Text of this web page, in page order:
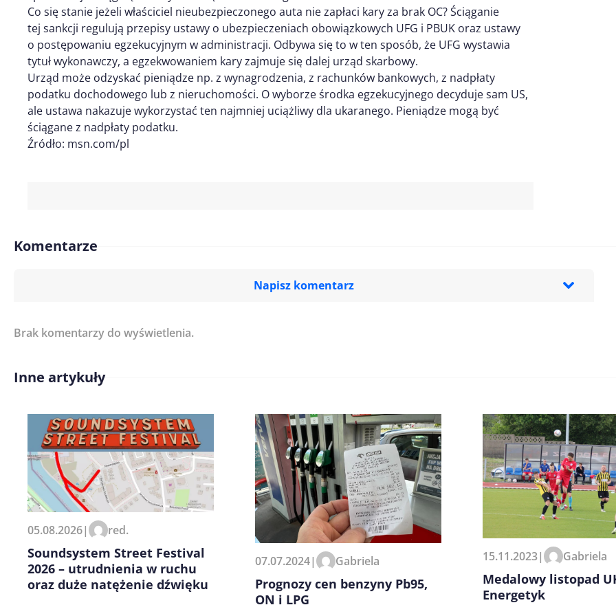
Co się stanie jeżeli właściciel nieubezpieczonego auta nie zapłaci kary za brak OC? Ściąganie
tej sankcji regulują przepisy ustawy o ubezpieczeniach obowiązkowych UFG i PBUK oraz ustawy
o postępowaniu egzekucyjnym w administracji. Odbywa się to w ten sposób, że UFG wystawia
tytuł wykonawczy, a egzekwowaniem kary zajmuje się dalej urząd skarbowy.
Urząd może odzyskać pieniądze np. z wynagrodzenia, z rachunków bankowych, z nadpłaty
podatku dochodowego lub z nieruchomości. O wyborze środka egzekucyjnego decyduje sam US,
ale ustawa nakazuje wykorzystać ten najmniej uciążliwy dla ukaranego. Pieniądze mogą być
ściągane z nadpłaty podatku.
Źródło: msn.com/pl
Komentarze
Napisz komentarz
Imię/ Nick*
Zapamiętaj moje dane w tej przeglądarce podczas pisania
kolejnych komentarzy.
Brak komentarzy do wyświetlenia.
Inne artykuły
05.08.2026| red.
Soundsystem Street Festival
2026 – utrudnienia w ruchu
oraz duże natężenie dźwięku
07.07.2024| Gabriela
Prognozy cen benzyny Pb95,
ON i LPG
15.11.2023| Gabriela
Medalowy listopad
Energetyk